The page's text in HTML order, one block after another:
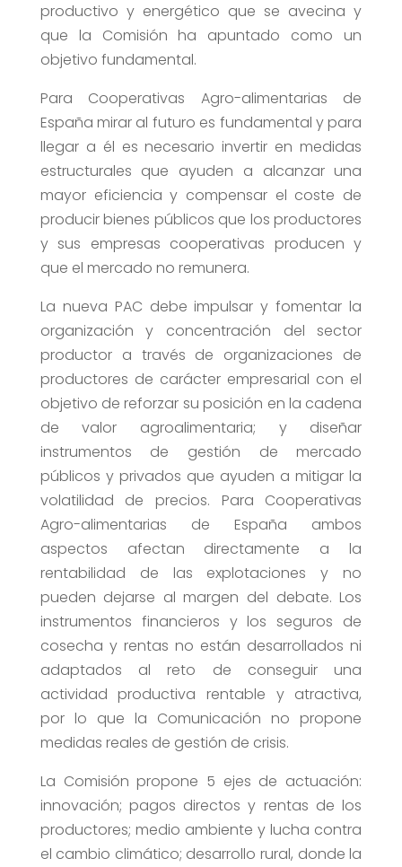
productivo y energético que se avecina y
que la Comisión ha apuntado como un
objetivo fundamental.
Para Cooperativas Agro-alimentarias de
España mirar al futuro es fundamental y para
llegar a él es necesario invertir en medidas
estructurales que ayuden a alcanzar una
mayor eficiencia y compensar el coste de
producir bienes públicos que los productores
y sus empresas cooperativas producen y
que el mercado no remunera.
La nueva PAC debe impulsar y fomentar la
organización y concentración del sector
productor a través de organizaciones de
productores de carácter empresarial con el
objetivo de reforzar su posición en la cadena
de valor agroalimentaria; y diseñar
instrumentos de gestión de mercado
públicos y privados que ayuden a mitigar la
volatilidad de precios. Para Cooperativas
Agro-alimentarias de España ambos
aspectos afectan directamente a la
rentabilidad de las explotaciones y no
pueden dejarse al margen del debate. Los
instrumentos financieros y los seguros de
cosecha y rentas no están desarrollados ni
adaptados al reto de conseguir una
actividad productiva rentable y atractiva,
por lo que la Comunicación no propone
medidas reales de gestión de crisis.
La Comisión propone 5 ejes de actuación:
innovación; pagos directos y rentas de los
productores; medio ambiente y lucha contra
el cambio climático; desarrollo rural, donde la